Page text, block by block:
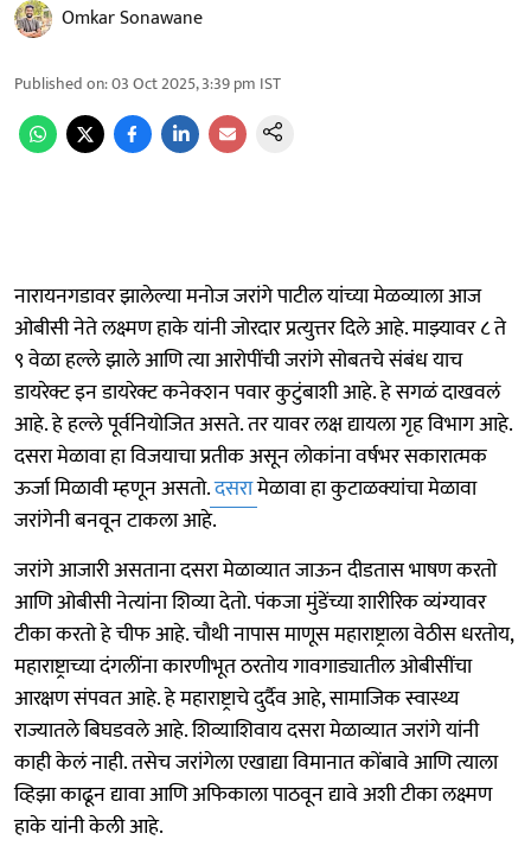
Omkar Sonawane
Published on:03 Oct 2025, 3:39 pm IST
नारायनगडावर झालेल्या मनोज जरांगे पाटील यांच्या मेळव्याला आज
ओबीसी नेते लक्ष्मण हाके यांनी जोरदार प्रत्युत्तर दिले आहे. माझ्यावर ८ ते
९ वेळा हल्ले झाले आणि त्या आरोपींची जरांगे सोबतचे संबंध याच
डायरेक्ट इन डायरेक्ट कनेक्शन पवार कुटुंबाशी आहे. हे सगळं दाखवलं
आहे. हे हल्ले पूर्वनियोजित असते. तर यावर लक्ष द्यायला गृह विभाग आहे.
दसरा मेळावा हा विजयाचा प्रतीक असून लोकांना वर्षभर सकारात्मक
ऊर्जा मिळावी म्हणून असतो.दसरामेळावा हा कुटाळक्यांचा मेळावा
जरांगेनी बनवून टाकला आहे.
जरांगे आजारी असताना दसरा मेळाव्यात जाऊन दीडतास भाषण करतो
आणि ओबीसी नेत्यांना शिव्या देतो. पंकजा मुंडेंच्या शारीरिक व्यंग्यावर
टीका करतो हे चीफ आहे. चौथी नापास माणूस महाराष्ट्राला वेठीस धरतोय,
महाराष्ट्राच्या दंगलींना कारणीभूत ठरतोय गावगाड्यातील ओबीसींचा
आरक्षण संपवत आहे. हे महाराष्ट्राचे दुर्दैव आहे, सामाजिक स्वास्थ्य
राज्यातले बिघडवले आहे. शिव्याशिवाय दसरा मेळाव्यात जरांगे यांनी
काही केलं नाही. तसेच जरांगेला एखाद्या विमानात कोंबावे आणि त्याला
व्हिझा काढून द्यावा आणि अफिकाला पाठवून द्यावे अशी टीका लक्ष्मण
हाके यांनी केली आहे.